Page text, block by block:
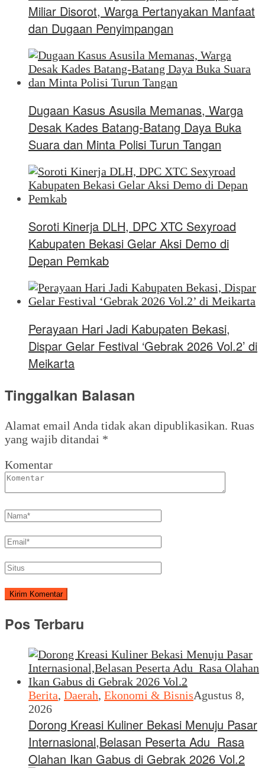
Miliar Disorot, Warga Pertanyakan Manfaat
dan Dugaan Penyimpangan
Dugaan Kasus Asusila Memanas, Warga
Desak Kades Batang-Batang Daya Buka
Suara dan Minta Polisi Turun Tangan
Soroti Kinerja DLH, DPC XTC Sexyroad
Kabupaten Bekasi Gelar Aksi Demo di
Depan Pemkab
Perayaan Hari Jadi Kabupaten Bekasi,
Dispar Gelar Festival ‘Gebrak 2026 Vol.2’ di
Meikarta
Tinggalkan Balasan
Alamat email Anda tidak akan dipublikasikan. Ruas
yang wajib ditandai *
Komentar
Pos Terbaru
Berita, Daerah, Ekonomi & BisnisAgustus 8,
2026
Dorong Kreasi Kuliner Bekasi Menuju Pasar
Internasional,Belasan Peserta Adu Rasa
Olahan Ikan Gabus di Gebrak 2026 Vol.2